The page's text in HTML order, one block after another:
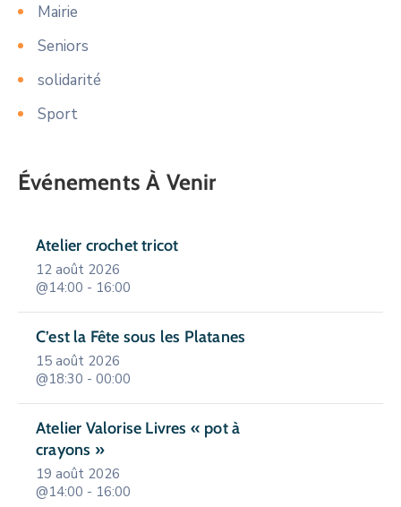
Mairie
Seniors
solidarité
Sport
Événements À Venir
Atelier crochet tricot
12 août 2026
@14:00 - 16:00
C’est la Fête sous les Platanes
15 août 2026
@18:30 - 00:00
Atelier Valorise Livres « pot à
crayons »
19 août 2026
@14:00 - 16:00